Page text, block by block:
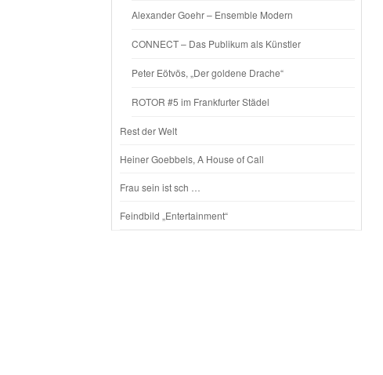
Alexander Goehr – Ensemble Modern
CONNECT – Das Publikum als Künstler
Peter Eötvös, „Der goldene Drache“
ROTOR #5 im Frankfurter Städel
Rest der Welt
Heiner Goebbels, A House of Call
Frau sein ist sch …
Feindbild „Entertainment“